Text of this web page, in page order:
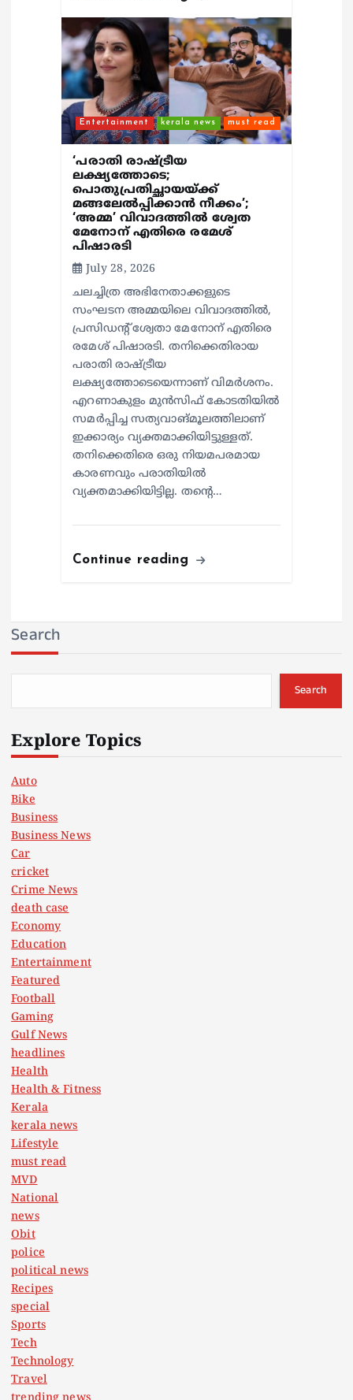
Entertainment kerala news must read
‘പരാതി രാഷ്ട്രീയ
ലക്ഷ്യത്തോടെ;
പൊതുപ്രതിച്ഛായയ്ക്ക്
മങ്ങലേല്‍പ്പിക്കാന്‍ നീക്കം’;
‘അമ്മ’ വിവാദത്തില്‍ ശ്വേത
മേനോന് എതിരെ രമേശ്
പിഷാരടി
July 28, 2026
ചലച്ചിത്ര അഭിനേതാക്കളുടെ
സംഘടന അമ്മയിലെ വിവാദത്തില്‍,
പ്രസിഡന്റ് ശ്വേതാ മേനോന് എതിരെ
രമേശ് പിഷാരടി. തനിക്കെതിരായ
പരാതി രാഷ്ട്രീയ
ലക്ഷ്യത്തോടെയെന്നാണ് വിമര്‍ശനം.
എറണാകുളം മുന്‍സിഫ് കോടതിയില്‍
സമര്‍പ്പിച്ച സത്യവാങ്മൂലത്തിലാണ്
ഇക്കാര്യം വ്യക്തമാക്കിയിട്ടുള്ളത്.
തനിക്കെതിരെ ഒരു നിയമപരമായ
കാരണവും പരാതിയില്‍
വ്യക്തമാക്കിയിട്ടില്ല. തന്റെ…
Continue reading
Search
Search
Explore Topics
Auto
Bike
Business
Business News
Car
cricket
Crime News
death case
Economy
Education
Entertainment
Featured
Football
Gaming
Gulf News
headlines
Health
Health & Fitness
Kerala
kerala news
Lifestyle
must read
MVD
National
news
Obit
police
political news
Recipes
special
Sports
Tech
Technology
Travel